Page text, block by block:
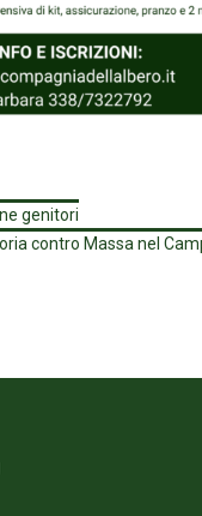
genitori
contro Massa nel